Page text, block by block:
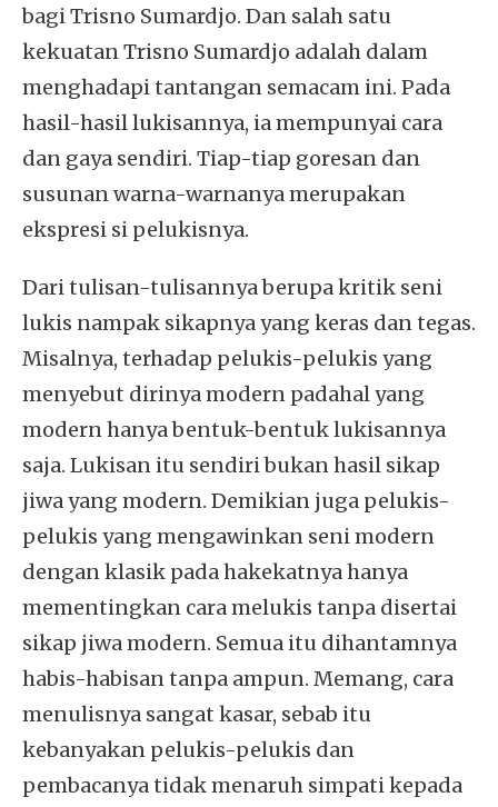
bagi Trisno Sumardjo. Dan salah satu
kekuatan Trisno Sumardjo adalah dalam
menghadapi tantangan semacam ini. Pada
hasil-hasil lukisannya, ia mempunyai cara
dan gaya sendiri. Tiap-tiap goresan dan
susunan warna-warnanya merupakan
ekspresi si pelukisnya.
Dari tulisan-tulisannya berupa kritik seni
lukis nampak sikapnya yang keras dan tegas.
Misalnya, terhadap pelukis-pelukis yang
menyebut dirinya modern padahal yang
modern hanya bentuk-bentuk lukisannya
saja. Lukisan itu sendiri bukan hasil sikap
jiwa yang modern. Demikian juga pelukis-
pelukis yang mengawinkan seni modern
dengan klasik pada hakekatnya hanya
mementingkan cara melukis tanpa disertai
sikap jiwa modern. Semua itu dihantamnya
habis-habisan tanpa ampun. Memang, cara
menulisnya sangat kasar, sebab itu
kebanyakan pelukis-pelukis dan
pembacanya tidak menaruh simpati kepada